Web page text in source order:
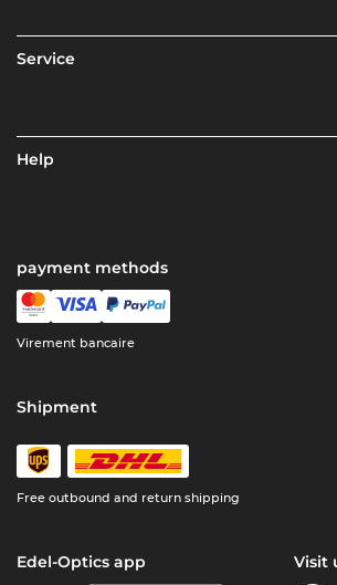
Service
Help
payment methods
Virement bancaire
Shipment
Free outbound and return shipping
Edel-Optics app Visit